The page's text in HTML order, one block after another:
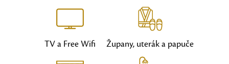
TV a Free Wifi Župany, uterák a papuče